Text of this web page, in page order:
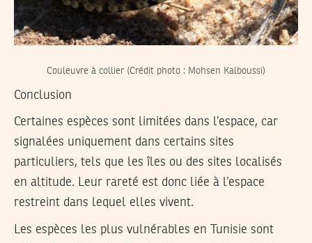
Couleuvre à collier (Crédit photo : Mohsen Kalboussi)
Conclusion
Certaines espèces sont limitées dans l’espace, car
signalées uniquement dans certains sites
particuliers, tels que les îles ou des sites localisés
en altitude. Leur rareté est donc liée à l’espace
restreint dans lequel elles vivent.
Les espèces les plus vulnérables en Tunisie sont